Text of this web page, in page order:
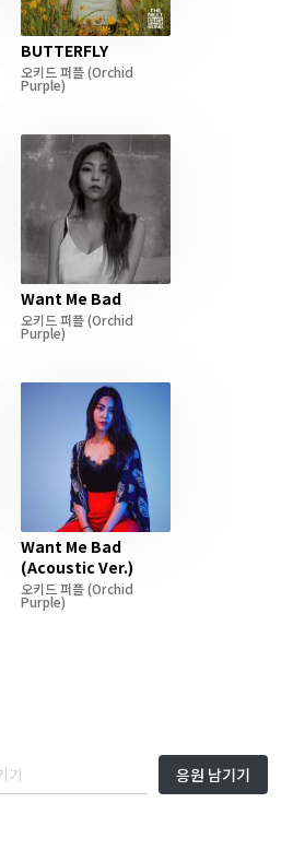
BUTTERFLY
오키드 퍼플(Orchid
Purple)
Want Me Bad
오키드 퍼플(Orchid
Purple)
Want Me Bad
(Acoustic Ver.)
오키드 퍼플(Orchid
Purple)
응원 남기기